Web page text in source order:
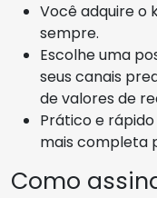
Você adquire o
sempre.
Escolhe uma
seus canais
de valores de
Prático e
mais completa
Como